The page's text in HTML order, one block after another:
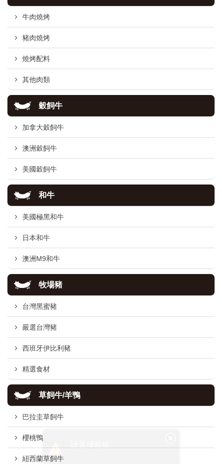
牛肉燒烤
豬肉燒烤
燒烤配料
其他肉類
穀飼牛
加拿大穀飼牛
澳洲穀飼牛
美國穀飼牛
和牛
美國極黑和牛
日本和牛
澳洲M9和牛
牧場豬
台灣黑蜜豬
嚴選台灣豬
西班牙伊比利豬
精選食材
草飼牛/羊鴨
巴拉圭草飼牛
櫻桃鴨
紐西蘭草飼牛